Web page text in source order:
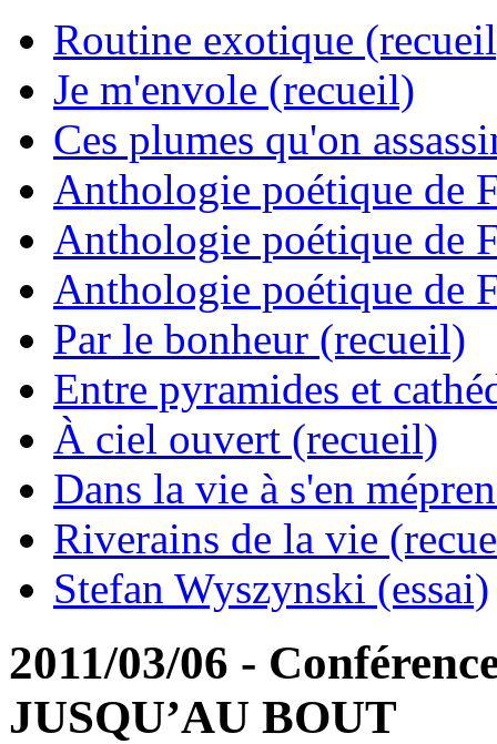
Routine exotique
Je m'envole (recueil)
Ces plumes qu'on
Anthologie poétique de
Anthologie poétique de
Anthologie poétique de
Par le bonheur (recueil)
Entre pyramides et
À ciel ouvert (recueil)
Dans la vie à s'en
Riverains de la vie
Stefan Wyszynski (essai)
2011/03/06 -
JUSQU’AU BOUT